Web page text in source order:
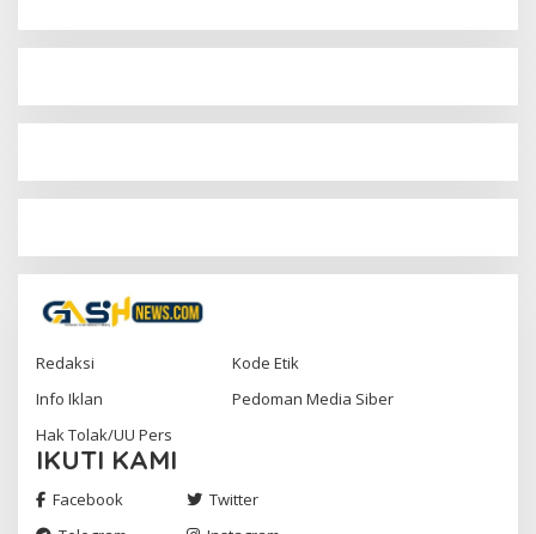
Redaksi
Kode Etik
Info Iklan
Pedoman Media Siber
Hak Tolak/UU Pers
IKUTI KAMI
Facebook
Twitter